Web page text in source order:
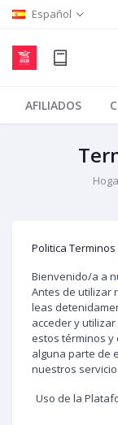
Español
AFILIADOS
Politica
Bienvenido/a a
Antes de utilizar
leas
acceder y
estos términos y
alguna parte de
nuestros
Uso de la